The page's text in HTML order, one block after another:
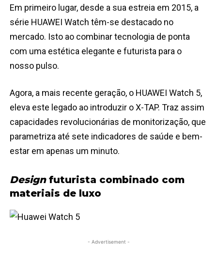
Em primeiro lugar, desde a sua estreia em 2015, a
série HUAWEI Watch têm-se destacado no
mercado. Isto ao combinar tecnologia de ponta
com uma estética elegante e futurista para o
nosso pulso.
Agora, a mais recente geração, o HUAWEI Watch 5,
eleva este legado ao introduzir o X-TAP. Traz assim
capacidades revolucionárias de monitorização, que
parametriza até sete indicadores de saúde e bem-
estar em apenas um minuto.
Designfuturista combinado com
materiais de luxo
- Advertisement -